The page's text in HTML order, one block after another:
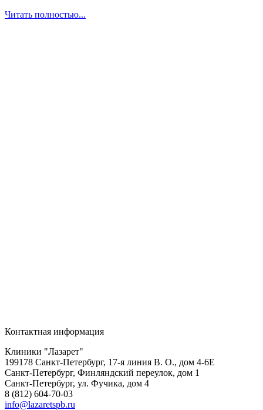
Читать полностью...
Контактная информация
Клиники "Лазарет"
199178 Санкт-Петербург, 17-я линия В. О., дом 4-6Е
Санкт-Петербург, Финляндский переулок, дом 1
Санкт-Петербург, ул. Фучика, дом 4
8 (812) 604-70-03
info@lazaretspb.ru